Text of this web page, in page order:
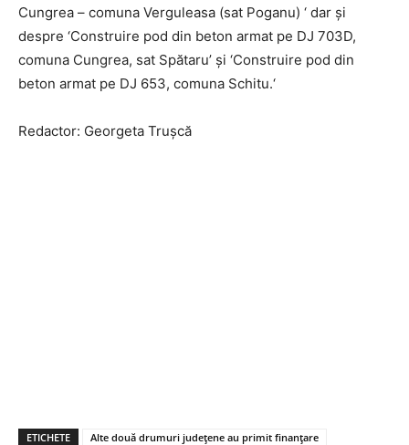
Cungrea – comuna Verguleasa (sat Poganu) ‘ dar și
despre ‘Construire pod din beton armat pe DJ 703D,
comuna Cungrea, sat Spătaru’ și ‘Construire pod din
beton armat pe DJ 653, comuna Schitu.‘
Redactor: Georgeta Trușcă
ETICHETE
Alte două drumuri județene au primit finanțare